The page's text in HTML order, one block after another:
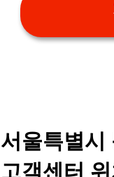
서울특별시
고객센터